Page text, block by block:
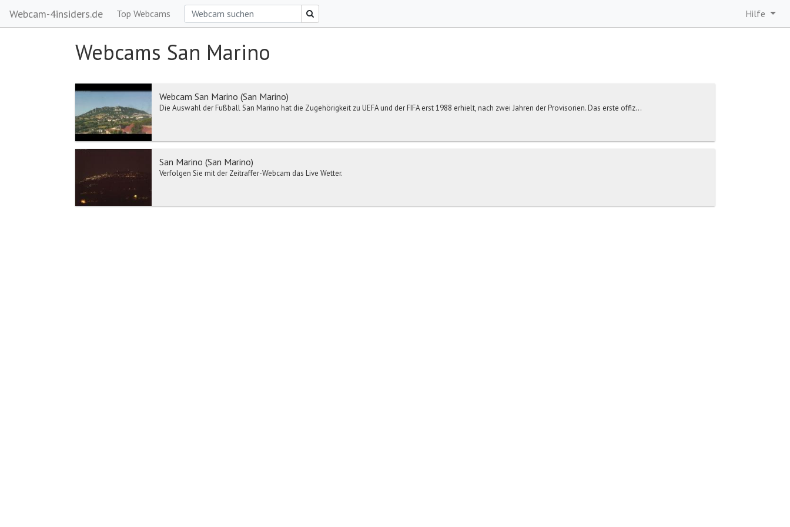
Webcam-4insiders.de Top Webcams Hilfe
Webcams San Marino
Webcam San Marino (San Marino)
Die Auswahl der Fußball San Marino hat die Zugehörigkeit zu UEFA und der FIFA erst 1988 erhielt, nach zwei Jahren der Provisorien. Das erste offiz...
San Marino (San Marino)
Verfolgen Sie mit der Zeitraffer-Webcam das Live Wetter.